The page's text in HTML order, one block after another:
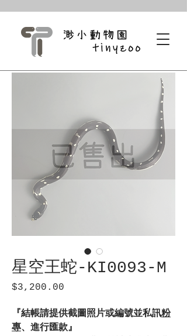
星空王蛇-KI0093-M
$3,200.00
『結帳請提供截圖照片或編號並私訊粉
專、進行匯款』